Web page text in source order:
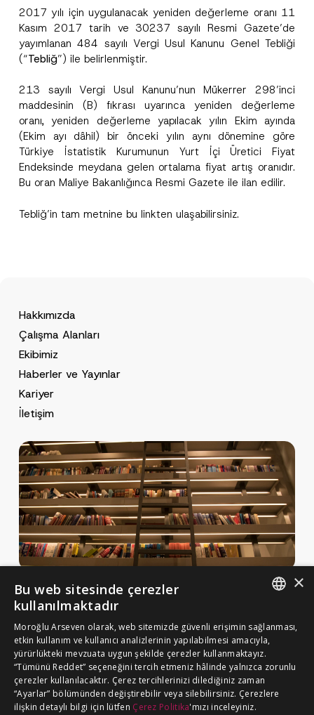
2017 yılı için uygulanacak yeniden değerleme oranı 11
Kasım 2017 tarih ve 30237 sayılı Resmi Gazete’de
yayımlanan 484 sayılı Vergi Usul Kanunu Genel Tebliği
(“Tebliğ”) ile belirlenmiştir.
213 sayılı Vergi Usul Kanunu’nun Mükerrer 298’inci
maddesinin (B) fıkrası uyarınca yeniden değerleme
oranı, yeniden değerleme yapılacak yılın Ekim ayında
(Ekim ayı dâhil) bir önceki yılın aynı dönemine göre
Türkiye İstatistik Kurumunun Yurt İçi Üretici Fiyat
Endeksinde meydana gelen ortalama fiyat artış oranıdır.
Bu oran Maliye Bakanlığınca Resmi Gazete ile ilan edilir.
Tebliğ’in tam metnine bu linkten ulaşabilirsiniz.
Hakkımızda
Çalışma Alanları
Ekibimiz
Haberler ve Yayınlar
Kariyer
İletişim
Haberler ve Yayınlar
MA Gazette
Kariyer
Çerez Politikası
Firma
Pozisyon
E-Posta Adresi
e
e
f
o
t
i
c
e
Telefon Numarası*
Konu*
a
c
y
N
t
c
*
A
p
r
o
v
e
*
Bu iletişim formunu göndererek,
metni
işlenmesine izin veriyorum.
TURKISH
×
Bu web sitesinde çerezler
kullanılmaktadır
Moroğlu Arseven olarak, web sitemizde güvenli erişimin sağlanması,
etkin kullanım ve kullanıcı analizlerinin yapılabilmesi amacıyla,
yürürlükteki mevzuata uygun şekilde çerezler kullanmaktayız.
“Tümünü Reddet” seçeneğini tercih etmeniz hâlinde yalnızca zorunlu
çerezler kullanılacaktır. Çerez tercihlerinizi dilediğiniz zaman
“Ayarlar” bölümünden değiştirebilir veya silebilirsiniz. Çerezlere
ilişkin detaylı bilgi için lütfen Çerez Politika'mızı inceleyiniz.